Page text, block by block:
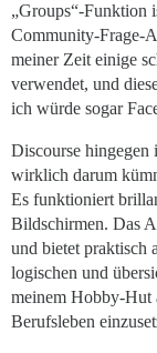
„Groups“-Funktion
Community-Frage-
meiner Zeit einige
verwendet, und
ich würde sogar
Discourse hingegen
wirklich darum
Es funktioniert
Bildschirmen. Das
und bietet praktisch
logischen und
meinem Hobby-Hut
Berufsleben